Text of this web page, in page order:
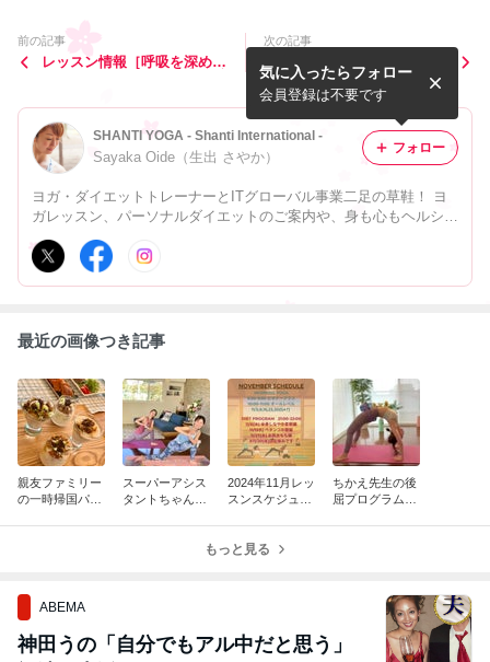
前の記事
レッスン情報［呼吸を深める
次の記事
.食欲がない時も（ある時
も）美味しく飲めちゃうHE
RBALIFE F1プロテインシ
ェ...
SHANTI YOGA - Shanti International -
Sayaka Oide（生出 さやか）
ヨガ・ダイエットトレーナーとITグローバル事業二足の草鞋！ ヨ
ガレッスン、パーソナルダイエットのご案内や、身も心もヘルシー
気に入ったらフォロー
会員登録は不要です
フォロー
最近の画像つき記事
親友ファミリー
の一時帰国パー
スーパーアシス
タントちゃんと
2024年11月レッ
スンスケジュー
ちかえ先生の後
屈プログラムに
もっと見る
ABEMA
神田うの「自分でもアル中だと思う」